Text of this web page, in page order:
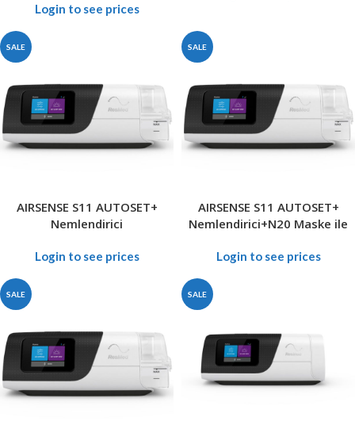
Login to see prices
SALE
AIRSENSE S11 AUTOSET+
Nemlendirici
Login to see prices
SALE
AIRSENSE S11 AUTOSET+
Nemlendirici+N20 Maske ile
Login to see prices
SALE SALE